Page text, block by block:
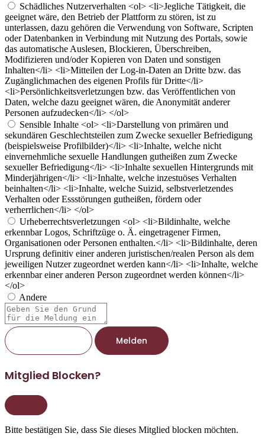
Schädliches Nutzerverhalten <ol> <li>Jegliche Tätigkeit, die
geeignet wäre, den Betrieb der Plattform zu stören, ist zu
unterlassen, dazu gehören die Verwendung von Software, Scripten
oder Datenbanken in Verbindung mit Nutzung des Portals, sowie
das automatische Auslesen, Blockieren, Überschreiben,
Modifizieren und/oder Kopieren von Daten und sonstigen
Inhalten</li> <li>Mitteilen der Log-in-Daten an Dritte bzw. das
Zugänglichmachen des eigenen Profils für Dritte</li>
<li>Persönlichkeitsverletzungen bzw. das Veröffentlichen von
Daten, welche dazu geeignet wären, die Anonymität anderer
Personen aufzudecken</li> </ol>
Sensible Inhalte <ol> <li>Darstellung von primären und
sekundären Geschlechtsteilen zum Zwecke sexueller Befriedigung
(beispielsweise Profilbilder)</li> <li>Inhalte, welche nicht
einvernehmliche sexuelle Handlungen gutheißen zum Zwecke
sexueller Befriedigung</li> <li>Inhalte sexuellen Hintergrunds mit
Minderjährigen</li> <li>Inhalte, welche inzestuöses Verhalten
beinhalten</li> <li>Inhalte, welche Suizid, selbstverletzendes
Verhalten oder Essstörungen gutheißen, fördern oder
verherrlichen</li> </ol>
Urheberrechtsverletzungen <ol> <li>Bildinhalte, welche
erkennbar Logos, Schriftzüge o. Ä. eingetragener Firmen,
Organisationen oder Personen enthalten.</li> <li>Bildinhalte, deren
Ursprung definitiv einer anderen juristischen/realen Person als dem
jeweiligen Nutzer zugeordnet werden kann</li> <li>Inhalte, welche
erkennbar einer anderen Person zugeordnet werden können</li>
</ol>
Andere
Berichtsnotiz
Melden
Mitglied Blocken?
Bitte bestätigen Sie, dass Sie dieses Mitglied blocken möchten.